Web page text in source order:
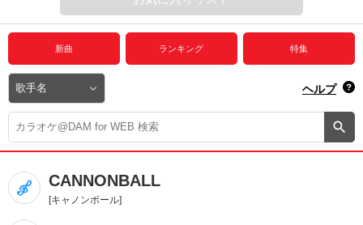
動画からさがす 録音からさがす
プレミアムサービス
DAM★とも動画
DAM★とも録音
カラオケ＠DAM
ユーザー検索
新曲 ランキング 特集
ヘルプ
CANNONBALL
[キャノンボール]